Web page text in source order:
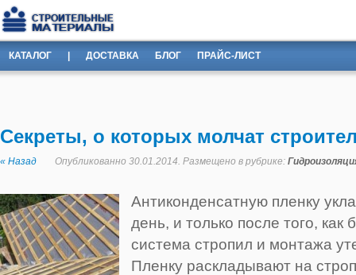
КАТАЛОГ ДОСТАВКА БЛОГ ПРАЙС-ЛИСТ
Секреты, о которых молчат
« Назад Опубликованно 30.01.2014. Размещено в рубрике:
Антиконденсатную пленку
день, и только после того, как
система стропил и монтажа
Пленку раскладывают на